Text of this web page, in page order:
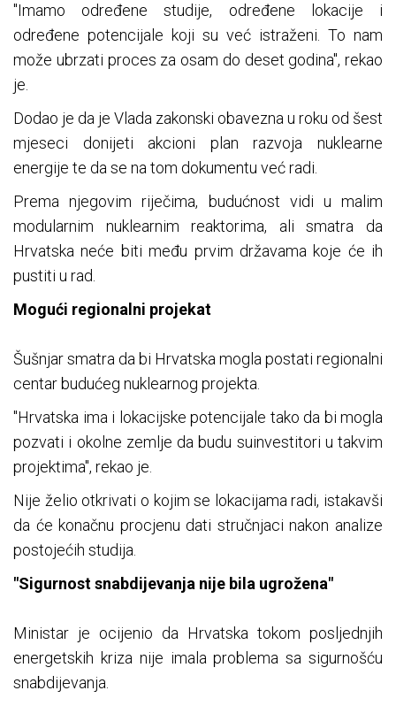
"Imamo određene studije, određene lokacije i
određene potencijale koji su već istraženi. To nam
može ubrzati proces za osam do deset godina", rekao
je.
Dodao je da je Vlada zakonski obavezna u roku od šest
mjeseci donijeti akcioni plan razvoja nuklearne
energije te da se na tom dokumentu već radi.
Prema njegovim riječima, budućnost vidi u malim
modularnim nuklearnim reaktorima, ali smatra da
Hrvatska neće biti među prvim državama koje će ih
pustiti u rad.
Mogući regionalni projekat
Šušnjar smatra da bi Hrvatska mogla postati regionalni
centar budućeg nuklearnog projekta.
"Hrvatska ima i lokacijske potencijale tako da bi mogla
pozvati i okolne zemlje da budu suinvestitori u takvim
projektima", rekao je.
Nije želio otkrivati o kojim se lokacijama radi, istakavši
da će konačnu procjenu dati stručnjaci nakon analize
postojećih studija.
"Sigurnost snabdijevanja nije bila ugrožena"
Ministar je ocijenio da Hrvatska tokom posljednjih
energetskih kriza nije imala problema sa sigurnošću
snabdijevanja.